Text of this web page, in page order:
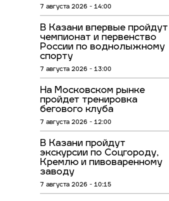
7 августа 2026 - 14:00
В Казани впервые пройдут
чемпионат и первенство
России по воднолыжному
спорту
7 августа 2026 - 13:00
На Московском рынке
пройдет тренировка
бегового клуба
7 августа 2026 - 12:00
В Казани пройдут
экскурсии по Соцгороду,
Кремлю и пивоваренному
заводу
7 августа 2026 - 10:15